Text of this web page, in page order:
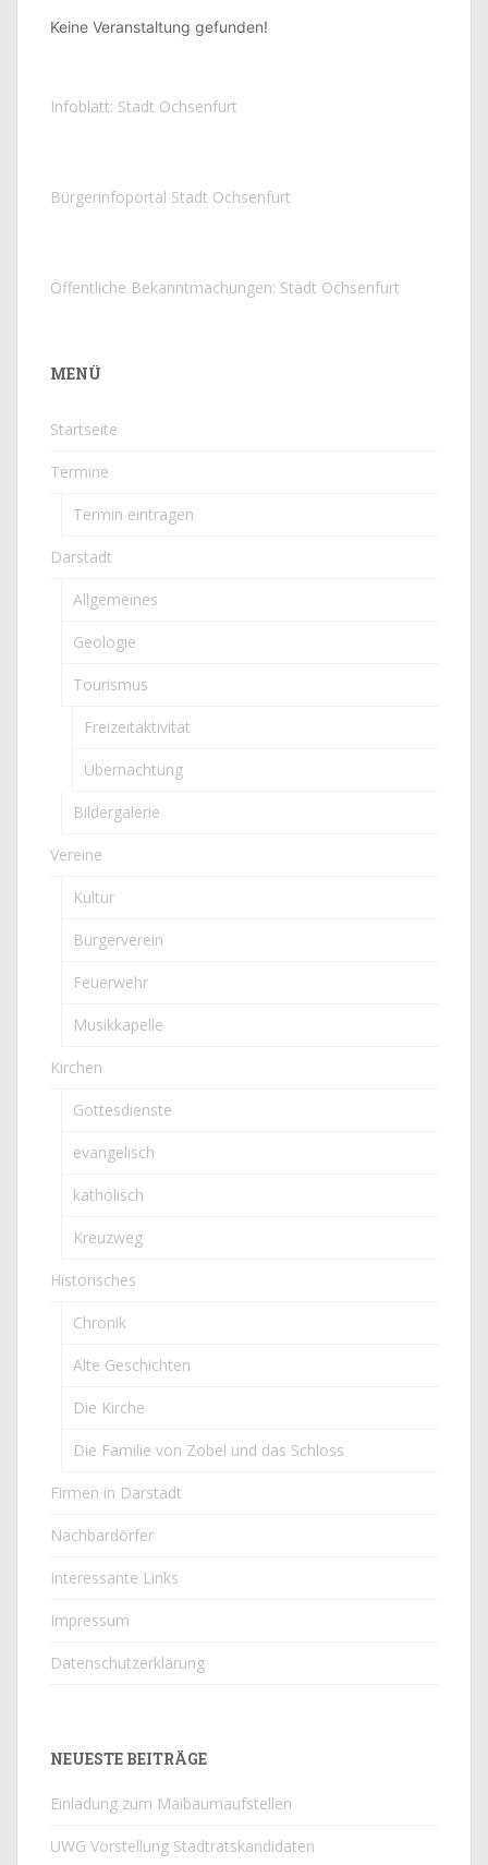
Keine Veranstaltung gefunden!
Infoblatt: Stadt Ochsenfurt
Bürgerinfoportal Stadt Ochsenfurt
Öffentliche Bekanntmachungen: Stadt Ochsenfurt
MENÜ
Startseite
Termine
Termin eintragen
Darstadt
Allgemeines
Geologie
Tourismus
Freizeitaktivität
Übernachtung
Bildergalerie
Vereine
Kultur
Bürgerverein
Feuerwehr
Musikkapelle
Kirchen
Gottesdienste
evangelisch
katholisch
Kreuzweg
Historisches
Chronik
Alte Geschichten
Die Kirche
Die Familie von Zobel und das Schloss
Firmen in Darstadt
Nachbardörfer
Interessante Links
Impressum
Datenschutzerklärung
NEUESTE BEITRÄGE
Einladung zum Maibaumaufstellen
UWG Vorstellung Stadtratskandidaten